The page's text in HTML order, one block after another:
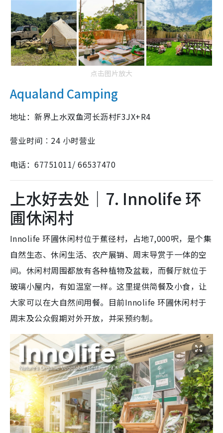
点击图片放大
Aqualand Camping
地址：新界上水双鱼河长沥村F3JX+R4
营业时间︰24 小时营业
电话：67751011/ 66537470
上水好去处｜7. Innolife 环
圃休闲村
Innolife 环圃休闲村位于蕉径村，占地7,000呎，是个集
自然生态、休闲生活、农产展销、周末导赏于一体的空
间。休闲村周围都放有各种植物及盆栽，而餐厅就位于
玻璃小屋内，有如温室一样。这里提供简餐及小食，让
大家可以在大自然间用餐。目前Innolife 环圃休闲村于
周末及公众假期对外开放，并采预约制。